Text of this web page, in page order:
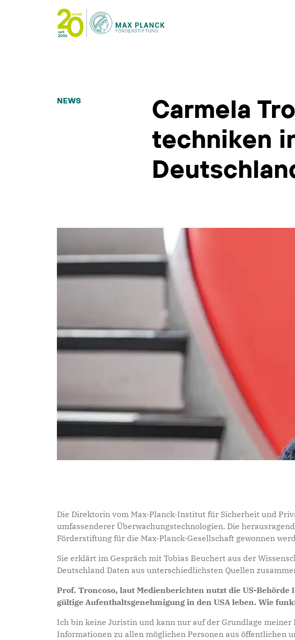
NEWS
Carmela
techniken
Die Direktorin vom Max-Planck-Institut für Sicherheit und
umfassenderer Überwachungstechnologien. Die
Förderstiftung für die Max-Planck-Gesellschaft gewonnen
Sie erklärt im Gespräch mit Tobias Beuchert aus der
Deutschland Daten aus unterschiedlichsten Quellen
Prof. Troncoso, laut Medienberichten nutzt die US-
gültige Aufenthaltsgenehmigung in den USA leben. Wie
Ich bin keine Juristin und kann nur auf der Grundlage
Informationen zu allen möglichen Personen aus öffentlichen